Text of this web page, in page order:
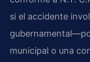
si el accidente
municipal o una